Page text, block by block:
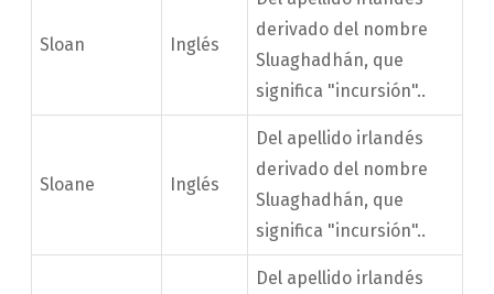
Sloan Inglés
derivado del nombre
Sluaghadhán, que
significa "incursión"..
Sloane Inglés
Del apellido irlandés
derivado del nombre
Sluaghadhán, que
significa "incursión"..
Del apellido irlandés